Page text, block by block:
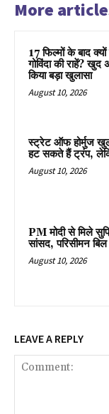
More
17 फिल्मों के बाद
गोविंदा की राहें? खुद
किया बड़ा खुलासा
August 10, 2026
स्ट्रेट ऑफ होर्मुज
हट सकते हैं ट्रंप,
August 10, 2026
PM मोदी से मिले
सांसद, परिसीमन
August 10, 2026
LEAVE A REPLY